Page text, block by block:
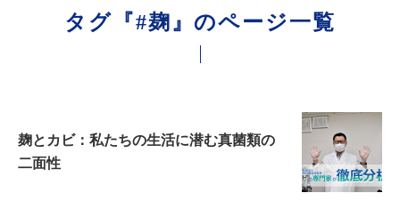
タグ『#麹』のページ一覧
麹とカビ：私たちの生活に潜む真菌類の
二面性